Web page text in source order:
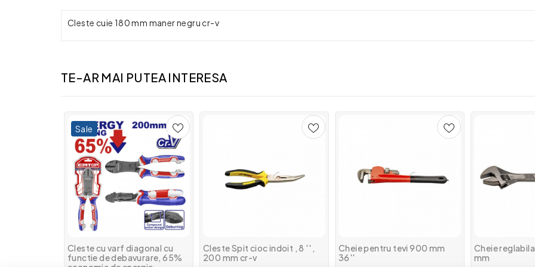
Cleste cuie 180 mm maner negru cr-v
TE-AR MAI PUTEA INTERESA
Sale
Cleste cu varf diagonal cu
functie de debavurare, 65%
Cleste Spit cioc indoit , 8 '' ,
200 mm cr-v
Cheie pentru tevi 900 mm
36''
Cheie
mm